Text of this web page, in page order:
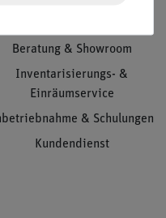
Beratung & Showroom
Inventarisierungs- &
Einräumservice
& Schulungen
Kundendienst